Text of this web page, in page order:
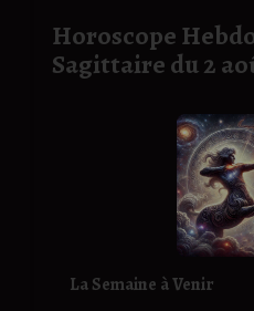
Horoscope
Sagittaire du 2
La Semaine à Venir